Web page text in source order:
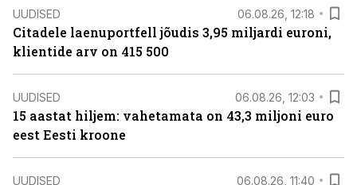
UUDISED 06.08.26, 12:18
Citadele laenuportfell jõudis 3,95 miljardi euroni,
klientide arv on 415 500
UUDISED 06.08.26, 12:03
15 aastat hiljem: vahetamata on 43,3 miljoni euro
eest Eesti kroone
UUDISED 06.08.26, 11:40